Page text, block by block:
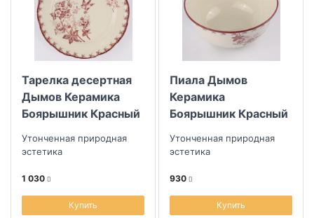
Тарелка десертная
Дымов Керамика
Боярышник Красный
Утонченная природная
эстетика
1 030
Купить
Пиала Дымов
Керамика
Боярышник Красный
Утонченная природная
эстетика
930
Купить